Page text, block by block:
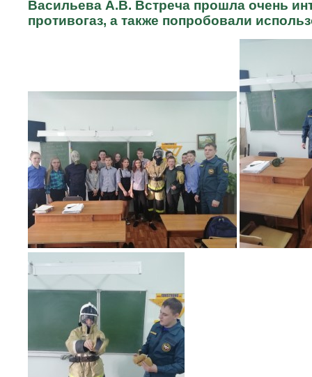
Васильева А.В. Встреча прошла очень
противогаз, а также попробовали